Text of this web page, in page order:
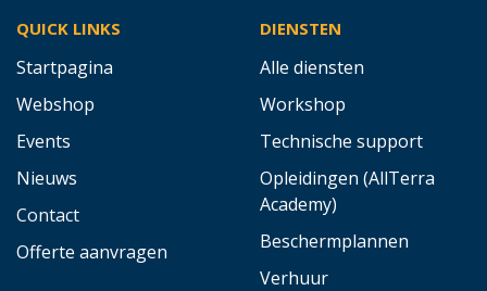
QUICK LINKS
Startpagina
Webshop
Events
Nieuws
Contact
Offerte aanvragen
DIENSTEN
Alle diensten
Workshop
Technische support
Opleidingen (AllTerra
Academy)
Beschermplannen
Verhuur